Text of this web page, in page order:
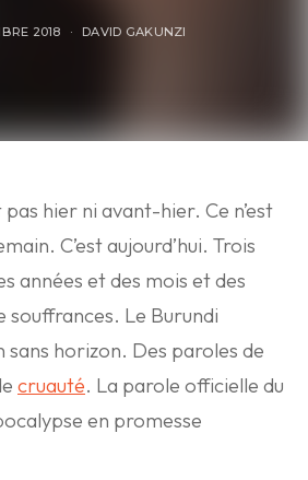
2018 DAVID GAKUNZI
pas hier ni avant-hier. Ce n’est
C’est aujourd’hui. Trois
années et des mois et des
souffrances. Le Burundi
horizon. Des paroles de
cruauté. La parole officielle du
en promesse